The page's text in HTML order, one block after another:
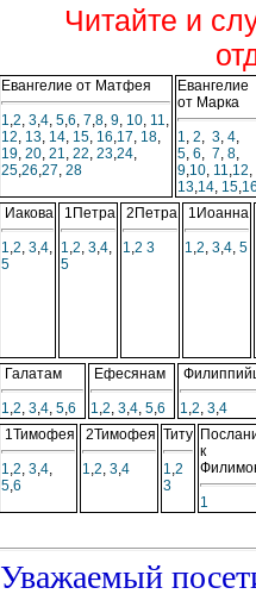
Читайте и
Евангелие от Матфея
1,2, 3,4, 5,6, 7,8, 9, 10, 11,
12, 13, 14, 15, 16,17, 18,
19, 20, 21, 22, 23,24,
25,26,27, 28
Евангелие
от Марка
1, 2, 3, 4,
5, 6, 7, 8,
9,10, 11,12,
13,14, 15,
Иакова
1,2, 3,4,
5
1Петра
1,2, 3,4,
5
2Петра
1,2 3
1Иоанна
1,2, 3,4, 5
Галатам
1,2, 3,4, 5,6
Ефесянам
1,2, 3,4, 5,6 1,2, 3,4
1Тимофея
1,2, 3,4,
5,6
2Тимофея
1,2, 3,4
Титу
1,2
3
к
1
Уважаемый